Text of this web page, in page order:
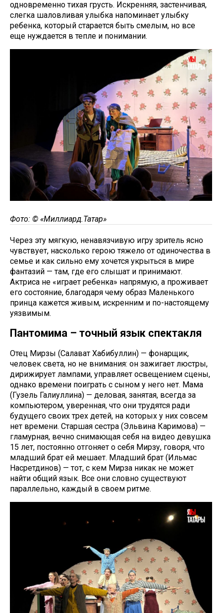
одновременно тихая грусть. Искренняя, застенчивая,
слегка шаловливая улыбка напоминает улыбку
ребенка, который старается быть смелым, но все
еще нуждается в тепле и понимании.
Фото: © «Миллиард.Татар»
Через эту мягкую, ненавязчивую игру зритель ясно
чувствует, насколько герою тяжело от одиночества в
семье и как сильно ему хочется укрыться в мире
фантазий — там, где его слышат и принимают.
Актриса не «играет ребенка» напрямую, а проживает
его состояние, благодаря чему образ Маленького
принца кажется живым, искренним и по-настоящему
уязвимым.
Пантомима – точный язык спектакля
Отец Мирзы (Салават Хабибуллин) — фонарщик,
человек света, но не внимания: он зажигает люстры,
дирижирует лампами, управляет освещением сцены,
однако времени поиграть с сыном у него нет. Мама
(Гузель Галиуллина) — деловая, занятая, всегда за
компьютером, уверенная, что они трудятся ради
будущего своих трех детей, на которых у них совсем
нет времени. Старшая сестра (Эльвина Каримова) —
гламурная, вечно снимающая себя на видео девушка
15 лет, постоянно отгоняет о себя Мирзу, говоря, что
младший брат ей мешает. Младший брат (Ильмас
Насретдинов) — тот, с кем Мирза никак не может
найти общий язык. Все они словно существуют
параллельно, каждый в своем ритме.